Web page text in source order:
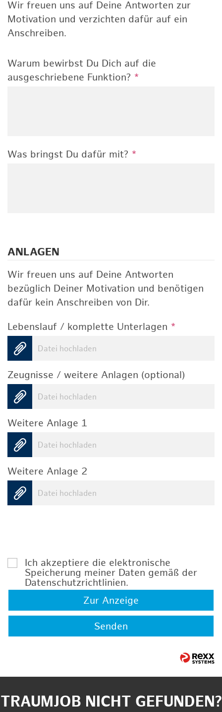
Wir freuen uns auf Deine Antworten zur
Motivation und verzichten dafür auf ein
Anschreiben.
Warum bewirbst Du Dich auf die
ausgeschriebene Funktion? *
Was bringst Du dafür mit? *
ANLAGEN
Wir freuen uns auf Deine Antworten
bezüglich Deiner Motivation und benötigen
dafür kein Anschreiben von Dir.
Lebenslauf / komplette Unterlagen *
Datei hochladen
Zeugnisse / weitere Anlagen (optional)
Datei hochladen
Weitere Anlage 1
Datei hochladen
Weitere Anlage 2
Datei hochladen
Ich akzeptiere die elektronische
Speicherung meiner Daten gemäß der
Datenschutzrichtlinien.
Zur Anzeige
Senden
TRAUMJOB NICHT GEFUNDEN?